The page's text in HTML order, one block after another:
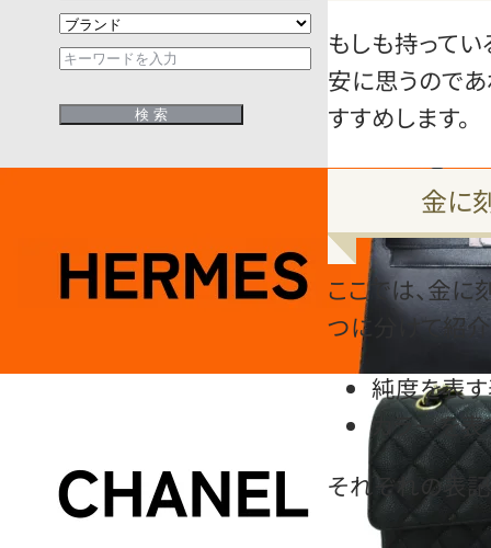
もしも持って
安に思うので
すすめします。
金に
ここでは、金
つに分けて紹介
純度を表
カラーを
それぞれの表記